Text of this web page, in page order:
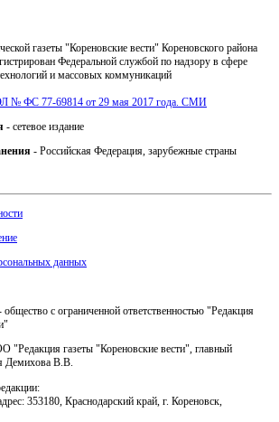
газеты "Кореновские вести" Кореновского района
Федеральной службой по надзору в сфере
и массовых коммуникаций
№ ФС 77-69814 от 29 мая 2017 года. СМИ
- сетевое издание
- Российская Федерация, зарубежные страны
данных
общество с ограниченной ответственностью "Редакция
"Редакция газеты "Кореновские вести", главный
Демихова В.В.
353180, Краснодарский край, г. Кореновск,